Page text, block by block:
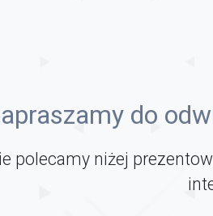
do
polecamy niżej